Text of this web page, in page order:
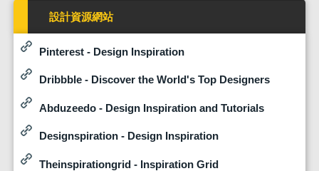
設計資源網站
Pinterest - Design Inspiration
Dribbble - Discover the World's Top Designers
Abduzeedo - Design Inspiration and Tutorials
Designspiration - Design Inspiration
Theinspirationgrid - Inspiration Grid